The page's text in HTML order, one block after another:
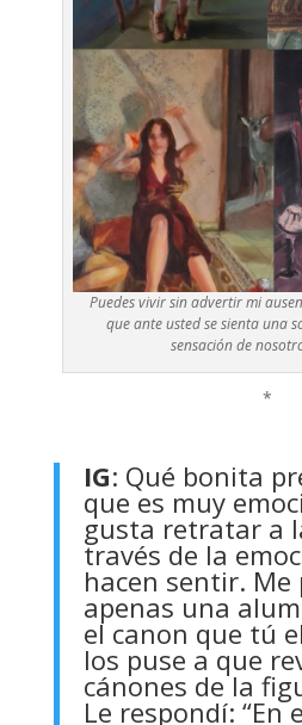
Puedes vivir sin advertir mi
que ante usted se sienta una
sensación de
*
IG: Qué bonita
que es muy
gusta retratar a
través de la
hacen sentir.
apenas una
el canon que tú
los puse a que
cánones de la
Le respondí: “En